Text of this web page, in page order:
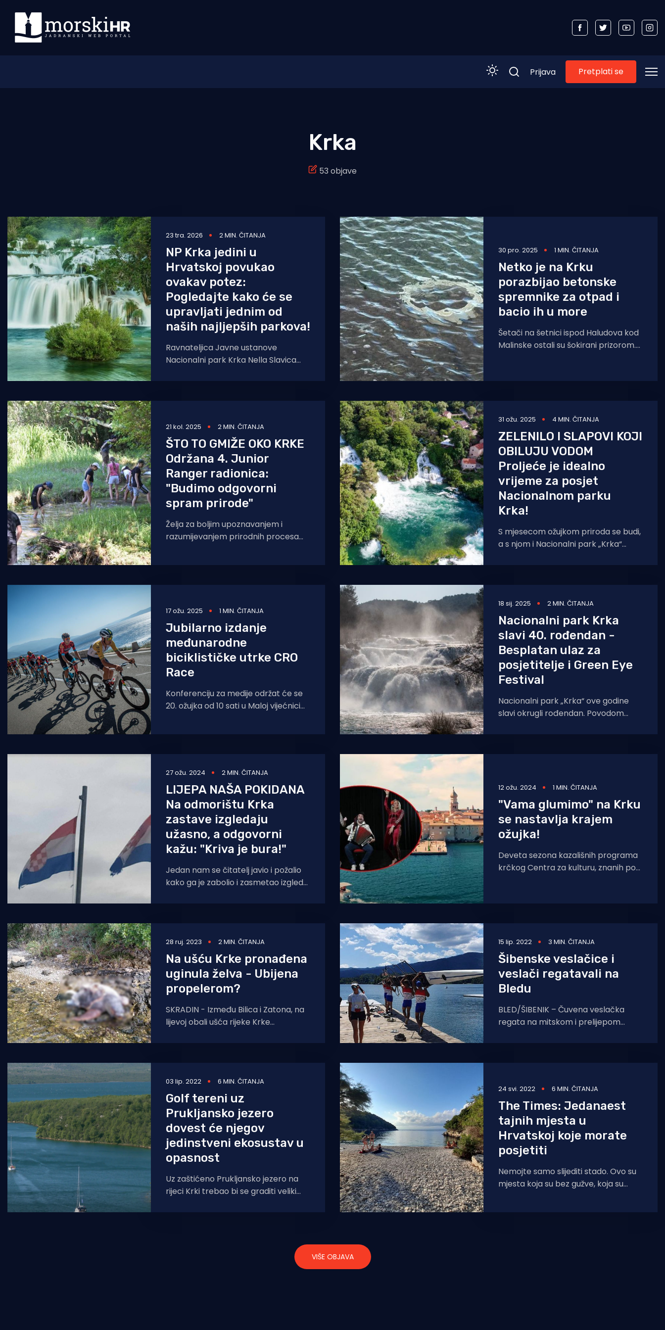
Turizam i nautika
Pomorstvo
Ribolov
Ekologija
Tradicija i kultura
Prijava Pretplati se
Krka
53 objave
23 tra. 2026 2 MIN. ČITANJA
NP Krka jedini u
Hrvatskoj povukao
ovakav potez:
Pogledajte kako će se
upravljati jednim od
naših najljepših parkova!
Ravnateljica Javne ustanove
Nacionalni park Krka Nella Slavica
prostorni razvoj pri Ministarstvu
30 pro. 2025 1 MIN. ČITANJA
Netko je na Krku
porazbijao betonske
spremnike za otpad i
bacio ih u more
Šetači na šetnici ispod Haludova kod
Malinske ostali su šokirani prizorom.
21 kol. 2025 2 MIN. ČITANJA
ŠTO TO GMIŽE OKO KRKE
Održana 4. Junior
Ranger radionica:
"Budimo odgovorni
spram prirode"
Želja za boljim upoznavanjem i
razumijevanjem prirodnih procesa
31 ožu. 2025 4 MIN. ČITANJA
ZELENILO I SLAPOVI KOJI
OBILUJU VODOM
Proljeće je idealno
vrijeme za posjet
Nacionalnom parku
Krka!
S mjesecom ožujkom priroda se budi,
a s njom i Nacionalni park „Krka“
istraživanje i uživanje.
17 ožu. 2025 1 MIN. ČITANJA
Jubilarno izdanje
međunarodne
biciklističke utrke CRO
Race
Konferenciju za medije održat će se
20. ožujka od 10 sati u Maloj vijećnici
18 sij. 2025 2 MIN. ČITANJA
Nacionalni park Krka
slavi 40. rođendan -
Besplatan ulaz za
posjetitelje i Green Eye
Festival
Nacionalni park „Krka“ ove godine
slavi okrugli rođendan. Povodom
proglašenja nacionalnog parka, 24.
27 ožu. 2024 2 MIN. ČITANJA
LIJEPA NAŠA POKIDANA
Na odmorištu Krka
zastave izgledaju
užasno, a odgovorni
kažu: "Kriva je bura!"
Jedan nam se čitatelj javio i požalio
kako ga je zabolio i zasmetao izgled
Krka,
12 ožu. 2024 1 MIN. ČITANJA
"Vama glumimo" na Krku
se nastavlja krajem
ožujka!
Deveta sezona kazališnih programa
krčkog Centra za kulturu, znanih pod
28 ruj. 2023 2 MIN. ČITANJA
Na ušću Krke pronađena
uginula želva - Ubijena
propelerom?
SKRADIN - Između Bilica i Zatona, na
lijevoj obali ušća rijeke Krke
prema ozljedama koje
15 lip. 2022 3 MIN. ČITANJA
Šibenske veslačice i
veslači regatavali na
Bledu
BLED/ŠIBENIK – Čuvena veslačka
regata na mitskom i prelijepom
10. do 12. lipnja.
03 lip. 2022 6 MIN. ČITANJA
Golf tereni uz
Prukljansko jezero
dovest će njegov
jedinstveni ekosustav u
opasnost
Uz zaštićeno Prukljansko jezero na
rijeci Krki trebao bi se graditi veliki
hotelom i luksuznim vilama
24 svi. 2022 6 MIN. ČITANJA
The Times: Jedanaest
tajnih mjesta u
Hrvatskoj koje morate
posjetiti
Nemojte samo slijediti stado. Ovo su
mjesta koja su bez gužve, koja su
VIŠE OBJAVA